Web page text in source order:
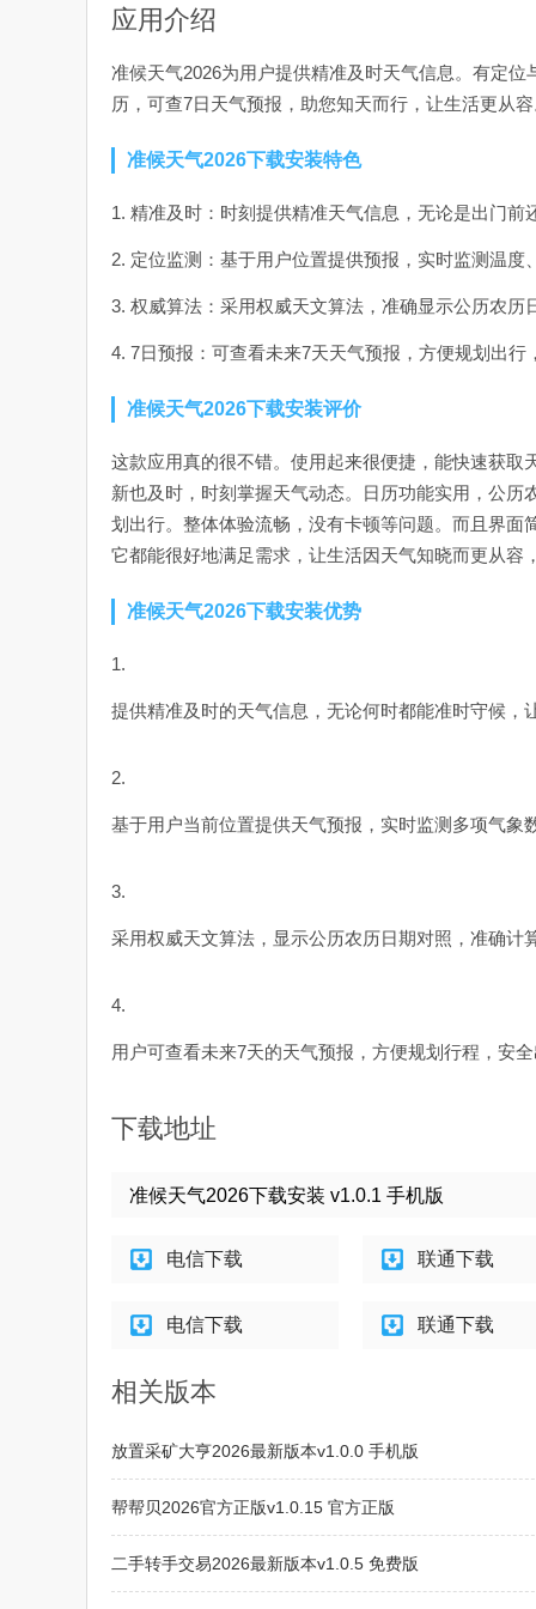
应用介绍
准候天气2026为用户提供精准及时天气信息。有定
历，可查7日天气预报，助您知天而行，让生活更从
准候天气2026下载安装特色
1. 精准及时：时刻提供精准天气信息，无论是出门
2. 定位监测：基于用户位置提供预报，实时监测温
3. 权威算法：采用权威天文算法，准确显示公历农
4. 7日预报：可查看未来7天天气预报，方便规划出行
准候天气2026下载安装评价
这款应用真的很不错。使用起来很便捷，能快速获
新也及时，时刻掌握天气动态。日历功能实用，公
划出行。整体体验流畅，没有卡顿等问题。而且界
它都能很好地满足需求，让生活因天气知晓而更从容
准候天气2026下载安装优势
1.
提供精准及时的天气信息，无论何时都能准时守候，
2.
基于用户当前位置提供天气预报，实时监测多项气象
3.
采用权威天文算法，显示公历农历日期对照，准确计
4.
用户可查看未来7天的天气预报，方便规划行程，安
下载地址
准候天气2026下载安装 v1.0.1 手机版
电信下载 联通下载
电信下载 联通下载
相关版本
放置采矿大亨2026最新版本v1.0.0 手机版
帮帮贝2026官方正版v1.0.15 官方正版
二手转手交易2026最新版本v1.0.5 免费版